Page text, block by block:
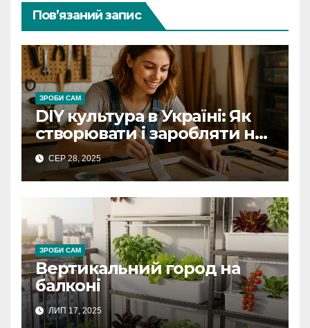
Пов’язаний запис
ЗРОБИ САМ
DIY культура в Україні: Як
створювати і заробляти на
творчих проектах
СЕР 28, 2025
ЗРОБИ САМ
Вертикальний город на
балконі
ЛИП 17, 2025